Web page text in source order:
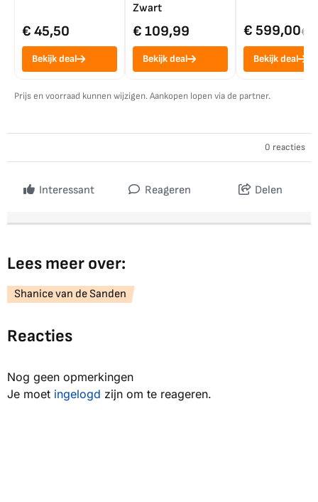
€ 45,50
Bekijk deal
Zwart
€ 109,99
Bekijk deal
€ 599,00€
Bekijk deal
Prijs en voorraad kunnen wijzigen. Aankopen lopen via de partner.
0 reacties
Interessant Reageren Delen
Lees meer over:
Shanice van de Sanden
Reacties
Nog geen opmerkingen
Je moet ingelogd zijn om te reageren.